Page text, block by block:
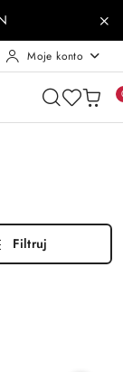
Moje konto
Filtruj